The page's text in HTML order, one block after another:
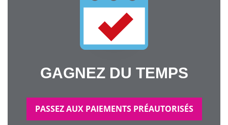
GAGNEZ DU TEMPS
PASSEZ AUX PAIEMENTS PRÉAUTORISÉS